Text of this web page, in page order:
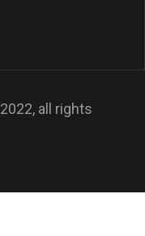
2022, all rights